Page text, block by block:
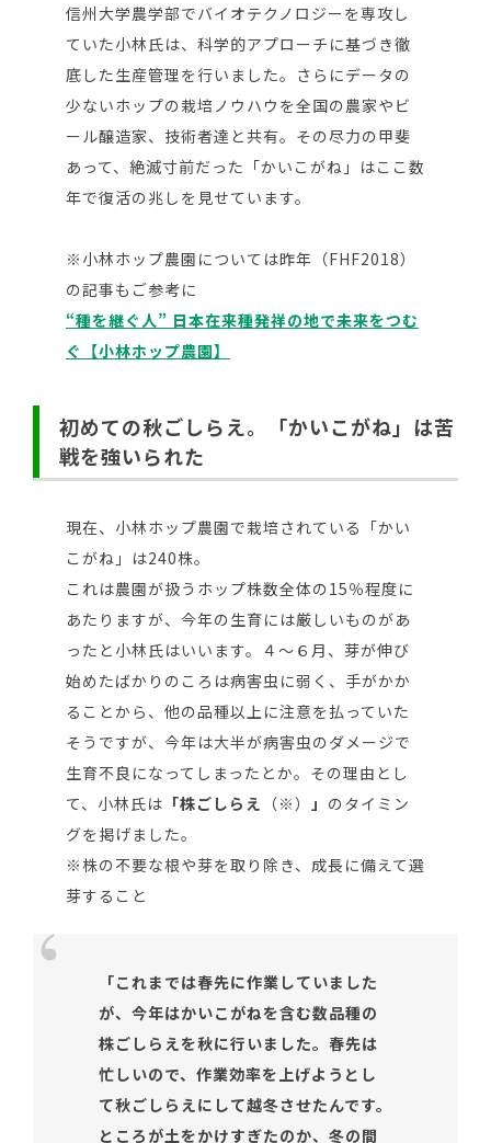
信州大学農学部でバイオテクノロジーを専攻し
ていた小林氏は、科学的アプローチに基づき徹
底した生産管理を行いました。さらにデータの
少ないホップの栽培ノウハウを全国の農家やビ
ール醸造家、技術者達と共有。その尽力の甲斐
あって、絶滅寸前だった「かいこがね」はここ数
年で復活の兆しを見せています。
※小林ホップ農園については昨年（FHF2018）
の記事もご参考に
“種を継ぐ人” 日本在来種発祥の地で未来をつむ
ぐ【小林ホップ農園】
初めての秋ごしらえ。「かいこがね」は苦
戦を強いられた
現在、小林ホップ農園で栽培されている「かい
こがね」は240株。
これは農園が扱うホップ株数全体の15％程度に
あたりますが、今年の生育には厳しいものがあ
ったと小林氏はいいます。４～６月、芽が伸び
始めたばかりのころは病害虫に弱く、手がかか
ることから、他の品種以上に注意を払っていた
そうですが、今年は大半が病害虫のダメージで
生育不良になってしまったとか。その理由とし
て、小林氏は 「株ごしらえ （※） 」 のタイミン
グを掲げました。
※株の不要な根や芽を取り除き、成長に備えて選
芽すること
「これまでは春先に作業していました
が、今年はかいこがねを含む数品種の
株ごしらえを秋に行いました。春先は
忙しいので、作業効率を上げようとし
て秋ごしらえにして越冬させたんです。
ところが土をかけすぎたのか、冬の間